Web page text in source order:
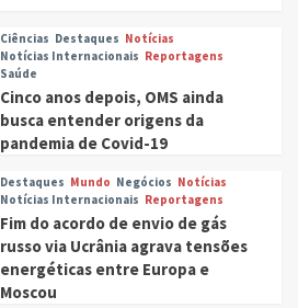
Ciências Destaques Notícias
Notícias Internacionais Reportagens
Saúde
Cinco anos depois, OMS ainda
busca entender origens da
pandemia de Covid-19
Destaques Mundo Negócios Notícias
Notícias Internacionais Reportagens
Fim do acordo de envio de gás
russo via Ucrânia agrava tensões
energéticas entre Europa e
Moscou